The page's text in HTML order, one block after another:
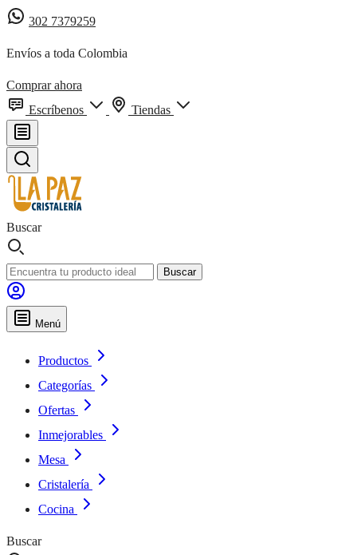
302 7379259
Envíos a toda Colombia
Comprar ahora
Escríbenos
Tiendas
Buscar
Buscar
Menú
Productos
Categorías
Ofertas
Inmejorables
Mesa
Cristalería
Cocina
Buscar